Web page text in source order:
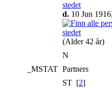
d. 10 Jun
(Alder 42 år)
N
_MSTAT Partners
ST [2]